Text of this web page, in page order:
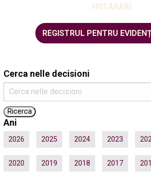
HOTĂRÂRI
REGISTRUL PENTRU
Cerca nelle decisioni
Ani
2026 2025 2024 2023
2020 2019 2018 2017